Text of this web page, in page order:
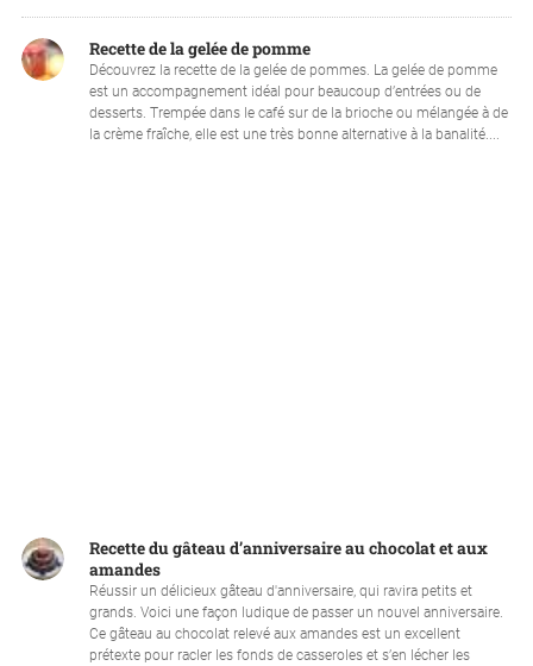
Recette de la gelée de pomme
Découvrez la recette de la gelée de pommes. La gelée de pomme
est un accompagnement idéal pour beaucoup d’entrées ou de
desserts. Trempée dans le café sur de la brioche ou mélangée à de
la crème fraîche, elle est une très bonne alternative à la banalité....
Recette du gâteau d’anniversaire au chocolat et aux
amandes
Réussir un délicieux gâteau d'anniversaire, qui ravira petits et
grands. Voici une façon ludique de passer un nouvel anniversaire.
Ce gâteau au chocolat relevé aux amandes est un excellent
prétexte pour racler les fonds de casseroles et s’en lécher les